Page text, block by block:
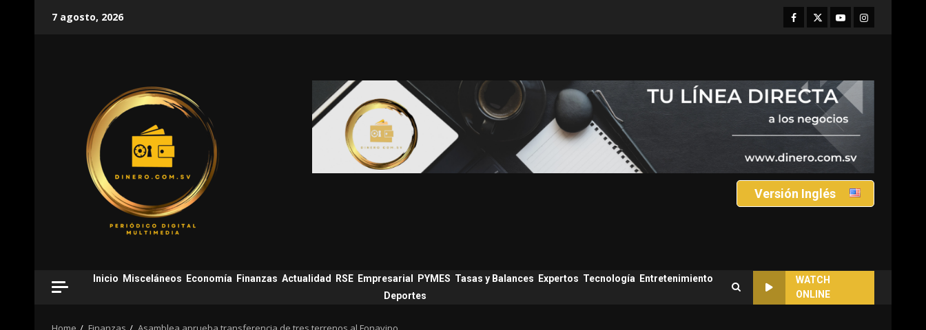
7 agosto, 2026 Facebook
TwitterYoutubeInstagram
Versión Inglés
Inicio Misceláneos Economía Finanzas Actualidad RSE Empresarial PYMES Tasas y Balances Expertos Tecnología
Entretenimiento
Deportes
WATCH
ONLINE